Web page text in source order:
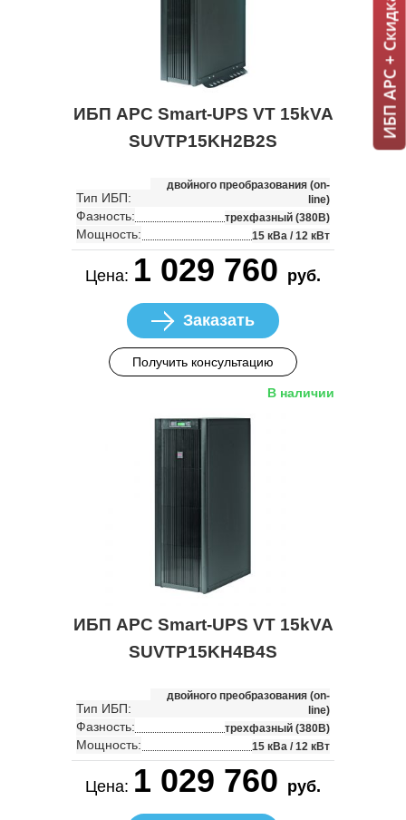
ИБП APC Smart-UPS VT 15kVA
SUVTP15KH2B2S
Тип ИБП:
двойного преобразования (on-
line)
Фазность: трехфазный (380В)
Мощность: 15 кВа / 12 кВт
Цена: 1 029 760 руб.
Заказать
Получить консультацию
В наличии
ИБП APC Smart-UPS VT 15kVA
SUVTP15KH4B4S
Тип ИБП:
двойного преобразования (on-
line)
Фазность: трехфазный (380В)
Мощность: 15 кВа / 12 кВт
Цена: 1 029 760 руб.